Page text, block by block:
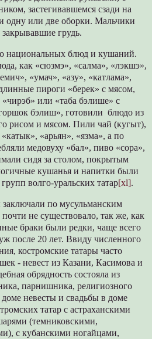
застегивавшемся сзади на
одну или две оборки. Мальчики
грудь.
национальных блюд и кушаний.
как «сюзмэ», «салма», «лэкшэ»,
«умач», «азу», «катлама»,
пироги «берек» с мясом,
или «таба бэлише» с
бэлиш», готовили блюдо из
рисом и мясом. Пили чай (кугыт),
«арьян», «язма», а по
медовуху «бал», пиво «сора»,
сидя за столом, покрытым
кушанья и напитки были
волго-уральских татар[xl].
заключали по мусульманским
не существовало, так же, как
браки были редки, чаще всего
после 20 лет. Ввиду численного
костромские татары часто
- невест из Казани, Касимова и
обрядность состояла из
парнишника, религиозного
невесты и свадьбы в доме
татар с астраханскими
(темниковскими,
с кубанскими ногайцами,